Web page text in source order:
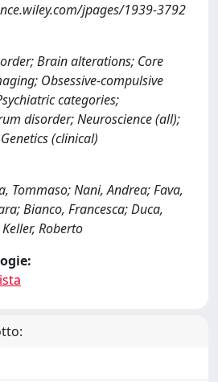
jpages/1939-3792
Brain alterations; Core
Obsessive-compulsive
categories;
disorder; Neuroscience (all);
(clinical)
Tommaso; Nani, Andrea; Fava,
Bianco, Francesca; Duca,
Roberto